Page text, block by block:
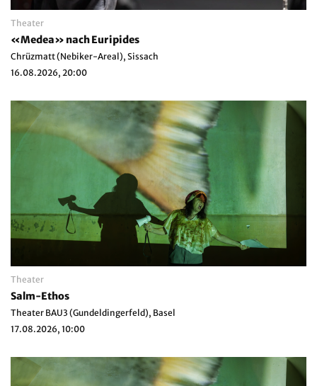
Theater
«Medea» nach Euripides
Chrüzmatt (Nebiker-Areal), Sissach
16.08.2026, 20:00
Theater
Salm-Ethos
Theater BAU3 (Gundeldingerfeld), Basel
17.08.2026, 10:00